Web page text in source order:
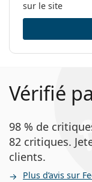
sécheresse
numérique.
Aux
avec
Combien de
lentilles Lenjoy
Peut-on
sur le site
Vérifié
98 % de
82 critiques.
clients.
Plus d’avis sur